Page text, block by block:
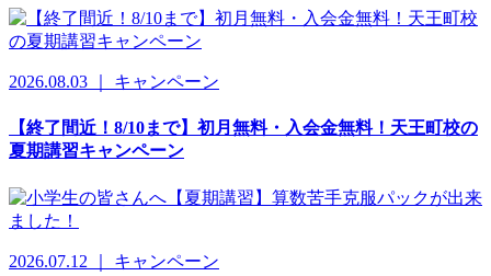
2026.08.03 ｜ キャンペーン
【終了間近！8/10まで】初月無料・入会金無料！天王町校の
夏期講習キャンペーン
2026.07.12 ｜ キャンペーン